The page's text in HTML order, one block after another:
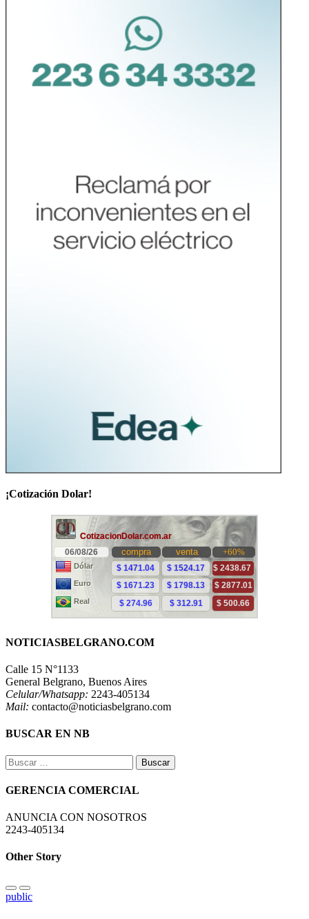
¡Cotización Dolar!
NOTICIASBELGRANO.COM
Calle 15 N°1133
General Belgrano, Buenos Aires
Celular/Whatsapp: 2243-405134
Mail: contacto@noticiasbelgrano.com
BUSCAR EN NB
Buscar:
GERENCIA COMERCIAL
ANUNCIA CON NOSOTROS
2243-405134
Other Story
public